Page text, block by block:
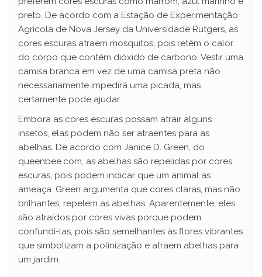
preto. De acordo com a Estação de Experimentação
Agrícola de Nova Jersey da Universidade Rutgers, as
cores escuras atraem mosquitos, pois retêm o calor
do corpo que contém dióxido de carbono. Vestir uma
camisa branca em vez de uma camisa preta não
necessariamente impedirá uma picada, mas
certamente pode ajudar.
Embora as cores escuras possam atrair alguns
insetos, elas podem não ser atraentes para as
abelhas. De acordo com Janice D. Green, do
queenbee.com, as abelhas são repelidas por cores
escuras, pois podem indicar que um animal as
ameaça. Green argumenta que cores claras, mas não
brilhantes, repelem as abelhas. Aparentemente, eles
são atraídos por cores vivas porque podem
confundi-las, pois são semelhantes às flores vibrantes
que simbolizam a polinização e atraem abelhas para
um jardim.